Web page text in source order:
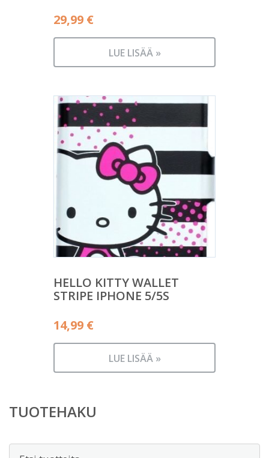
29,99 €
LUE LISÄÄ »
HELLO KITTY WALLET
STRIPE IPHONE 5/5S
14,99 €
LUE LISÄÄ »
TUOTEHAKU